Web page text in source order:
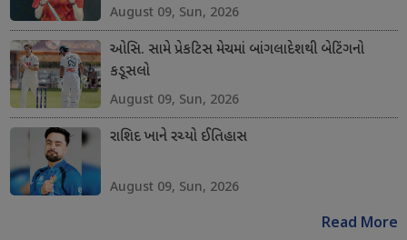
August 09, Sun, 2026
ઓસિ. સામે પ્રેકટિસ મેચમાં બાંગલાદેશથી બેટિંગનો
કડૂસલો
August 09, Sun, 2026
રાશિદ ખાને રચ્યો ઈતિહાસ
August 09, Sun, 2026
Read More